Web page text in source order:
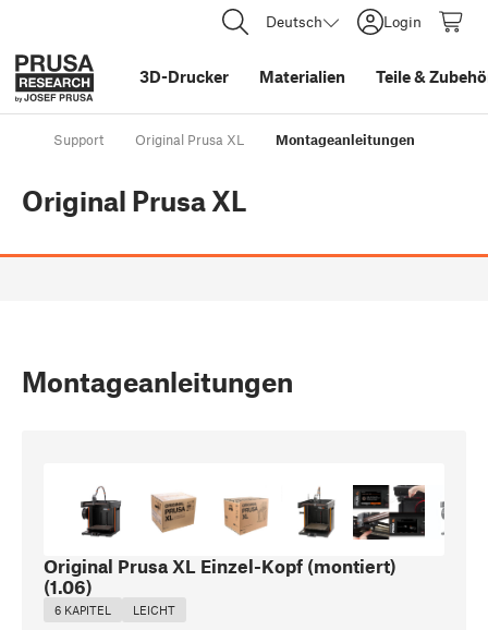
Deutsch Login
3D-Drucker Materialien Teile&
Support Original Prusa XL Montageanleitungen
Original Prusa XL
Montageanleitungen
Original Prusa XL Einzel-Kopf (montiert)
(1.06)
6 KAPITEL LEICHT